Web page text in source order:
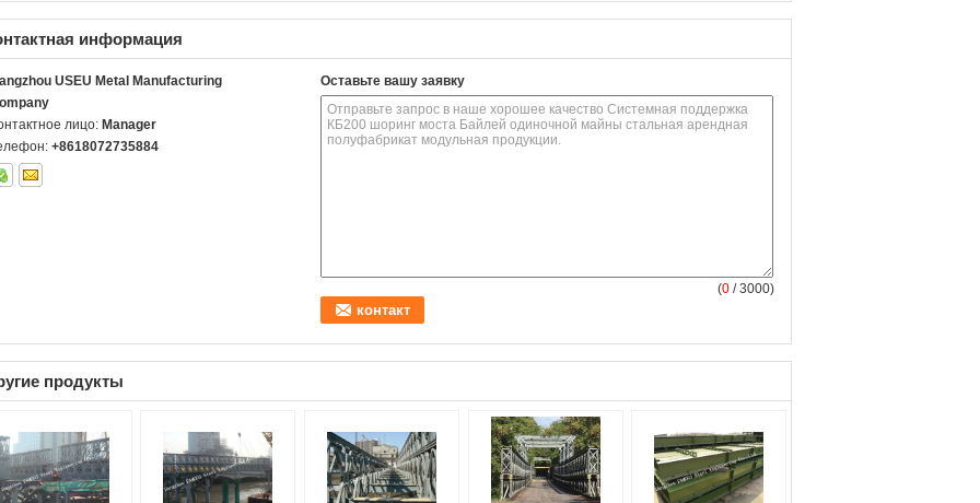
информация
USEU Metal Manufacturing
лицо: Manager
+8618072735884
Оставьте вашу заявку
(0 / 3000)
продукты